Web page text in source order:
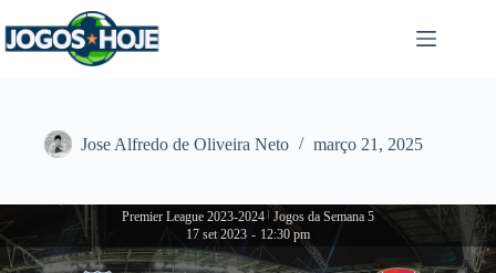
para
o
Jose Alfredo de Oliveira Neto março 21, 2025
Premier League 2023-2024 Jogos da Semana 5
17 set 2023 - 12:30 pm